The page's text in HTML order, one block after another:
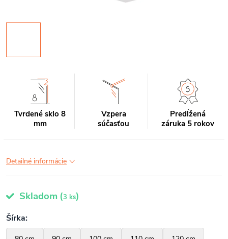
Tvrdené sklo 8
mm
Vzpera
súčasťou
Predĺžená
záruka 5 rokov
Detailné informácie
Skladom (3 ks)